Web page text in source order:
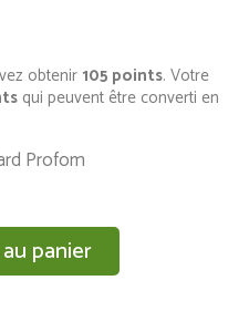
obtenir105 points. Votre
qui peuvent être converti en
Profom
panier